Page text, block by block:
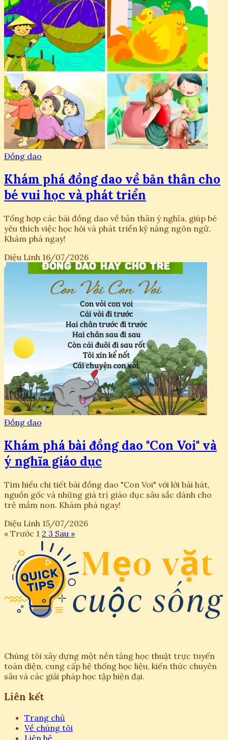
Đồng dao
Khám phá đồng dao về bản thân cho
bé vui học và phát triển
Tổng hợp các bài đồng dao về bản thân ý nghĩa, giúp bé
yêu thích việc học hỏi và phát triển kỹ năng ngôn ngữ.
Khám phá ngay!
Diệu Linh 16/07/2026
Đồng dao
Khám phá bài đồng dao "Con Voi" và
ý nghĩa giáo dục
Tìm hiểu chi tiết bài đồng dao "Con Voi" với lời bài hát,
nguồn gốc và những giá trị giáo dục sâu sắc dành cho
trẻ mầm non. Khám phá ngay!
Diệu Linh 15/07/2026
« Trước 1 2 3 Sau »
Chúng tôi xây dựng một nền tảng học thuật trực tuyến
toàn diện, cung cấp hệ thống học liệu, kiến thức chuyên
sâu và các giải pháp học tập hiện đại.
Liên kết
Trang chủ
Về chúng tôi